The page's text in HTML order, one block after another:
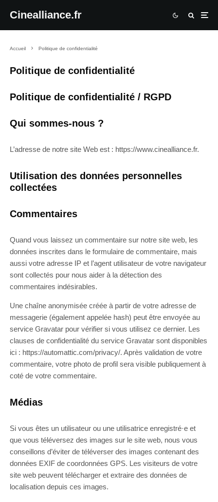
Cinealliance.fr
Accueil Politique de confidentialité
Politique de confidentialité
Politique de confidentialité / RGPD
Qui sommes-nous ?
L’adresse de notre site Web est : https://www.cinealliance.fr.
Utilisation des données personnelles
collectées
Commentaires
Quand vous laissez un commentaire sur notre site web, les
données inscrites dans le formulaire de commentaire, mais
aussi votre adresse IP et l’agent utilisateur de votre navigateur
sont collectés pour nous aider à la détection des
commentaires indésirables.
Une chaîne anonymisée créée à partir de votre adresse de
messagerie (également appelée hash) peut être envoyée au
service Gravatar pour vérifier si vous utilisez ce dernier. Les
clauses de confidentialité du service Gravatar sont disponibles
ici : https://automattic.com/privacy/. Après validation de votre
commentaire, votre photo de profil sera visible publiquement à
coté de votre commentaire.
Médias
Si vous êtes un utilisateur ou une utilisatrice enregistré·e et
que vous téléversez des images sur le site web, nous vous
conseillons d’éviter de téléverser des images contenant des
données EXIF de coordonnées GPS. Les visiteurs de votre
site web peuvent télécharger et extraire des données de
localisation depuis ces images.